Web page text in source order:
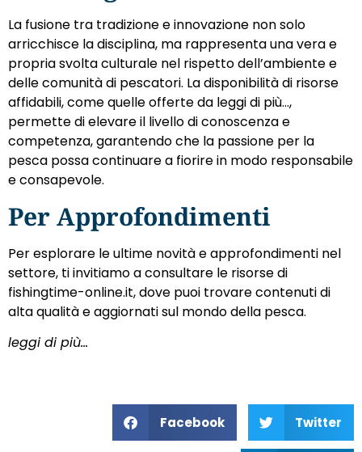
La fusione tra tradizione e innovazione non solo
arricchisce la disciplina, ma rappresenta una vera e
propria svolta culturale nel rispetto dell’ambiente e
delle comunità di pescatori. La disponibilità di risorse
affidabili, come quelle offerte da leggi di più…,
permette di elevare il livello di conoscenza e
competenza, garantendo che la passione per la
pesca possa continuare a fiorire in modo responsabile
e consapevole.
Per Approfondimenti
Per esplorare le ultime novità e approfondimenti nel
settore, ti invitiamo a consultare le risorse di
fishingtime-online.it, dove puoi trovare contenuti di
alta qualità e aggiornati sul mondo della pesca.
leggi di più…
Facebook Twitter